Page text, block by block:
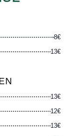
8€
13€
13€
12€
13€